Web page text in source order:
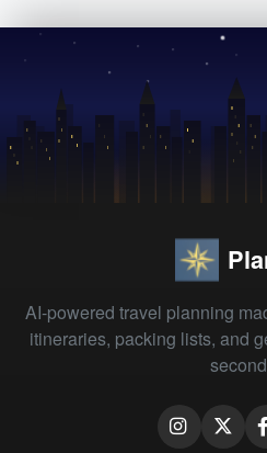
AI-powered travel planning
itineraries, packing lists, and